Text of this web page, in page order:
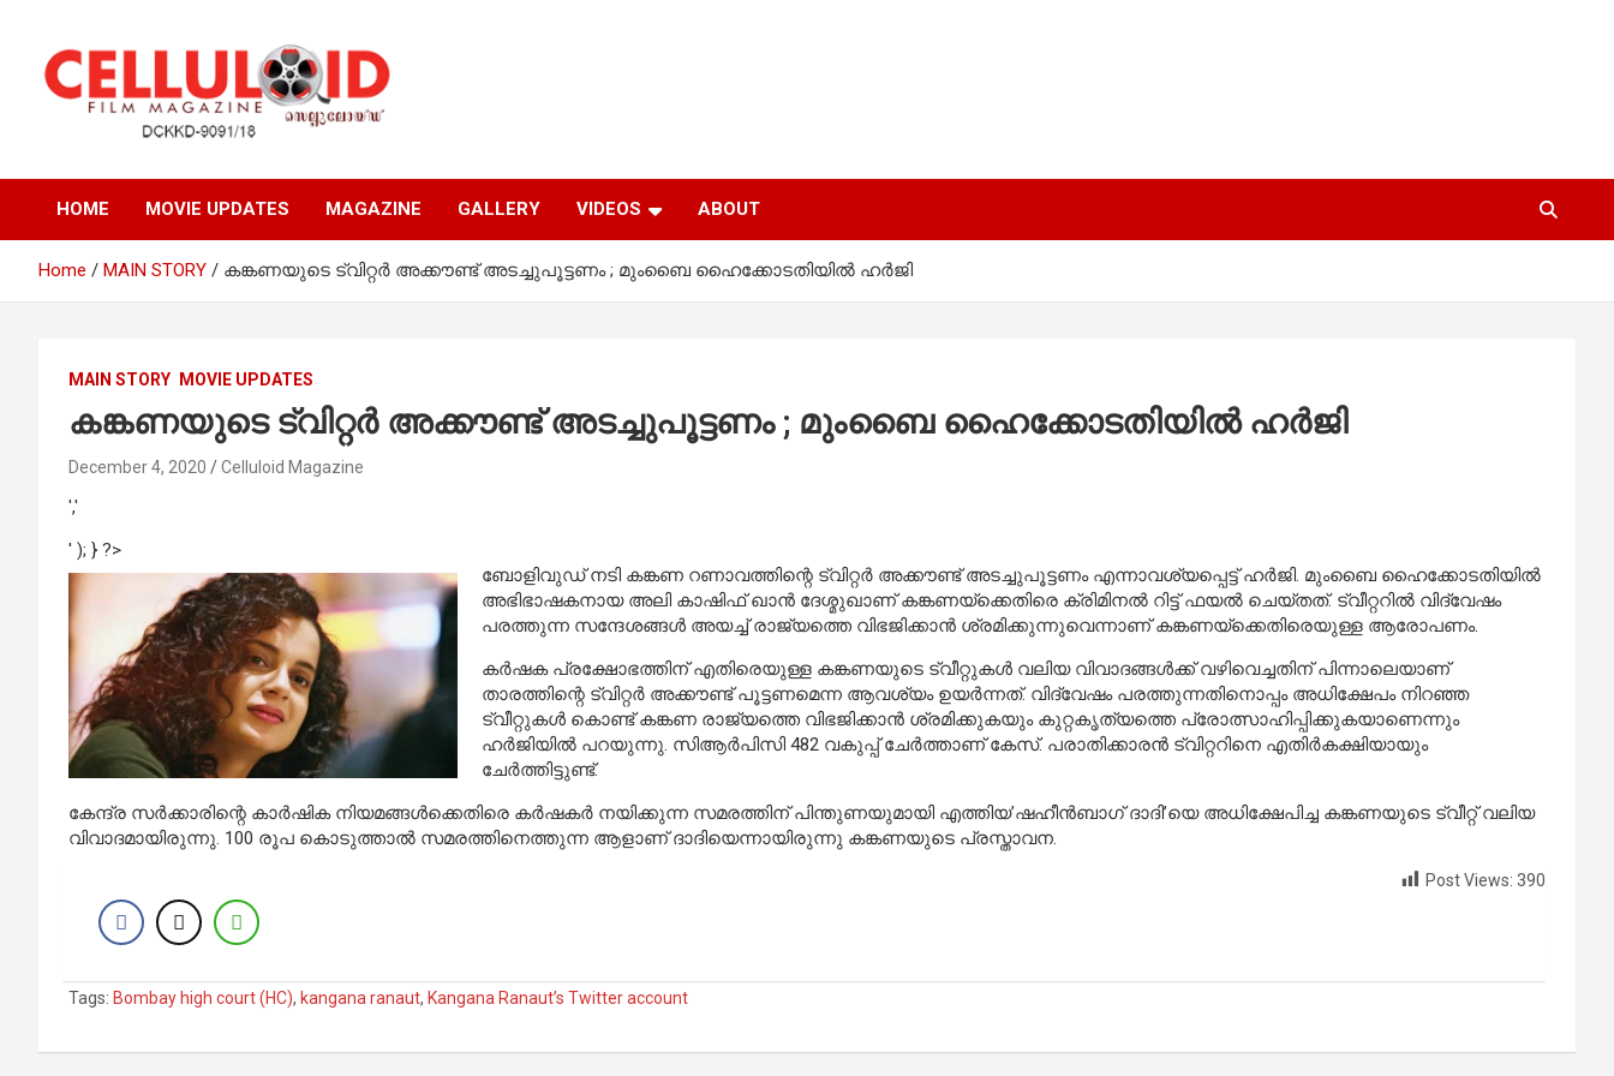
content
celluloid
HOME MOVIE UPDATES MAGAZINE GALLERY VIDEOS ABOUT
Home MAIN STORY കങ്കണയുടെ ട്വിറ്റര്‍ അക്കൗണ്ട് അടച്ചുപൂട്ടണം ; മുംബൈ ഹൈക്കോടതിയില്‍ ഹര്‍ജി
MAIN STORY MOVIE UPDATES
കങ്കണയുടെ ട്വിറ്റര്‍ അക്കൗണ്ട് അടച്ചുപൂട്ടണം ; മുംബൈ ഹൈക്കോടതിയില്‍ ഹര്‍ജി
December 4, 2020 Celluloid Magazine
','
' ); } ?>
ബോളിവുഡ് നടി കങ്കണ റണാവത്തിന്റെ ട്വിറ്റര്‍ അക്കൗണ്ട് അടച്ചുപൂട്ടണം എന്നാവശ്യപ്പെട്ട് ഹര്‍ജി. മുംബൈ ഹൈക്കോടതിയില്‍
അഭിഭാഷകനായ അലി കാഷിഫ് ഖാന്‍ ദേശ്മുഖാണ് കങ്കണയ്‌ക്കെതിരെ ക്രിമിനല്‍ റിട്ട് ഫയല്‍ ചെയ്തത്. ട്വീറ്ററില്‍ വിദ്വേഷം
പരത്തുന്ന സന്ദേശങ്ങള്‍ അയച്ച് രാജ്യത്തെ വിഭജിക്കാന്‍ ശ്രമിക്കുന്നുവെന്നാണ് കങ്കണയ്ക്കെതിരെയുള്ള ആരോപണം.
കര്‍ഷക പ്രക്ഷോഭത്തിന് എതിരെയുള്ള കങ്കണയുടെ ട്വീറ്റുകള്‍ വലിയ വിവാദങ്ങള്‍ക്ക് വഴിവെച്ചതിന് പിന്നാലെയാണ്
താരത്തിന്റെ ട്വിറ്റര്‍ അക്കൗണ്ട് പൂട്ടണമെന്ന ആവശ്യം ഉയര്‍ന്നത്. വിദ്വേഷം പരത്തുന്നതിനൊപ്പം അധിക്ഷേപം നിറഞ്ഞ
ട്വീറ്റുകള്‍ കൊണ്ട് കങ്കണ രാജ്യത്തെ വിഭജിക്കാന്‍ ശ്രമിക്കുകയും കുറ്റകൃത്യത്തെ പ്രോത്സാഹിപ്പിക്കുകയാണെന്നും
ഹര്‍ജിയില്‍ പറയുന്നു. സിആര്‍പിസി 482 വകുപ്പ് ചേര്‍ത്താണ് കേസ്. പരാതിക്കാരന്‍ ട്വിറ്ററിനെ എതിര്‍കക്ഷിയായും
ചേര്‍ത്തിട്ടുണ്ട്.
കേന്ദ്ര സര്‍ക്കാരിന്റെ കാര്‍ഷിക നിയമങ്ങള്‍ക്കെതിരെ കര്‍ഷകര്‍ നയിക്കുന്ന സമരത്തിന് പിന്തുണയുമായി എത്തിയ’ഷഹീന്‍ബാഗ് ദാദി’യെ അധിക്ഷേപിച്ച കങ്കണയുടെ ട്വീറ്റ് വലിയ
വിവാദമായിരുന്നു. 100 രൂപ കൊടുത്താല്‍ സമരത്തിനെത്തുന്ന ആളാണ് ദാദിയെന്നായിരുന്നു കങ്കണയുടെ പ്രസ്താവന.
Post Views: 390
Tags: Bombay high court (HC), kangana ranaut, Kangana Ranaut’s Twitter account